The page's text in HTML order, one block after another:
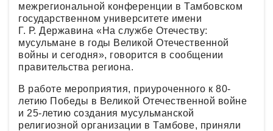
межрегиональной конференции в Тамбовском
государственном университете имени
Г. Р. Державина «На службе Отечеству:
мусульмане в годы Великой Отечественной
войны и сегодня», говорится в сообщении
правительства региона.
В работе мероприятия, приуроченного к 80-
летию Победы в Великой Отечественной войне
и 25-летию создания мусульманской
религиозной организации в Тамбове, приняли